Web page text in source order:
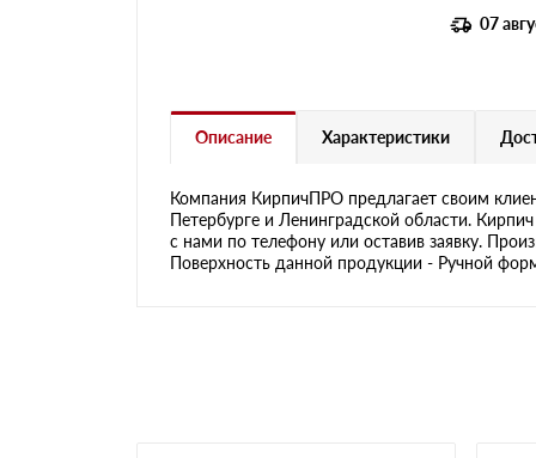
07
Описание Характеристики
Компания КирпичПРО предлагает своим
Петербурге и Ленинградской области.
с нами по телефону или оставив заявку.
Поверхность данной продукции - Ручной